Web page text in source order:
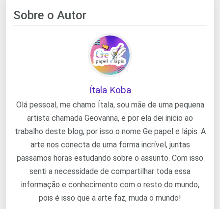
Sobre o Autor
Ítala Koba
Olá pessoal, me chamo Ítala, sou mãe de uma pequena
artista chamada Geovanna, e por ela dei inicio ao
trabalho deste blog, por isso o nome Ge papel e lápis. A
arte nos conecta de uma forma incrível, juntas
passamos horas estudando sobre o assunto. Com isso
senti a necessidade de compartilhar toda essa
informação e conhecimento com o resto do mundo,
pois é isso que a arte faz, muda o mundo!